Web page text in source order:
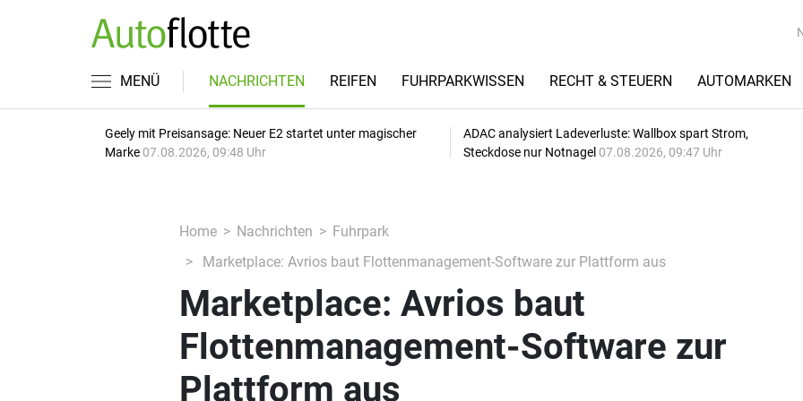
MENÜ NACHRICHTEN REIFEN FUHRPARKWISSEN RECHT & STEUERN AUTOMARKEN
Geely mit Preisansage: Neuer E2 startet unter magischer
Marke 07.08.2026, 09:48 Uhr
ADAC analysiert Ladeverluste: Wallbox spart Strom,
Steckdose nur Notnagel 07.08.2026, 09:47 Uhr
Home Nachrichten
Fuhrpark
Marketplace: Avrios baut Flottenmanagement-Software zur Plattform aus
Marketplace: Avrios baut
Flottenmanagement-Software zur
Plattform aus